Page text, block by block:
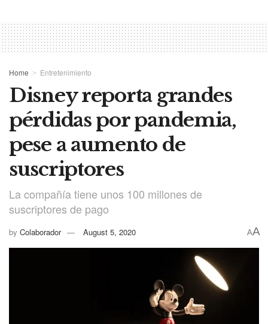
Home Entretenimiento
Disney reporta grandes
pérdidas por pandemia,
pese a aumento de
suscriptores
La compañía tiene unos 100 millones de
suscriptores de pago
by Colaborador August 5, 2020 AA